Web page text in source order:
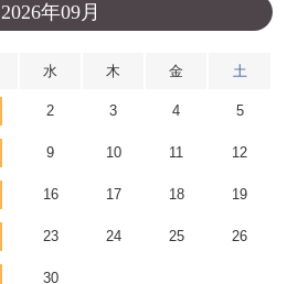
2026年09月
水 木 金 土
2 3 4 5
9 10 11 12
16 17 18 19
23 24 25 26
30